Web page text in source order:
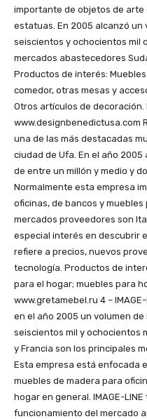
importante de objetos de
estatuas. En 2005 alcanzó
seiscientos y ochocientos mil
mercados abastecedores
Productos de interés:
comedor, otras mesas y
Otros artículos de decoración.
www.designbenedictusa.com
una de las más destacadas
ciudad de Ufa. En el año
de entre un millón y medio y
Normalmente esta empresa
oficinas, de bancos y
mercados proveedores son
especial interés en descubrir
refiere a precios, nuevos
tecnología. Productos de
para el hogar; muebles para
www.gretamebel.ru 4 –
en el año 2005 un volumen
seiscientos mil y ochocientos
y Francia son los principales
Esta empresa está enfocada
muebles de madera para
hogar en general. IMAGE-
funcionamiento del mercado